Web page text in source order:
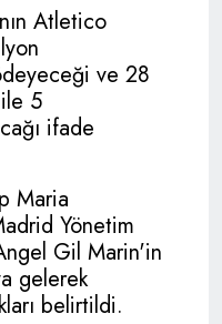
Atletico
ve 28
5
ifade
Maria
Yönetim
Gil Marin'in
gelerek
belirtildi.